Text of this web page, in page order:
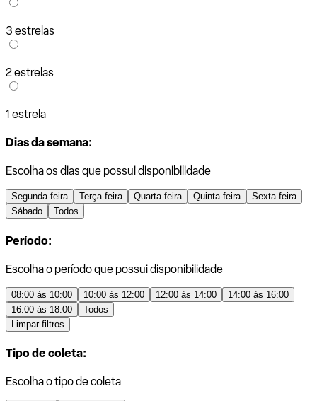
3 estrelas
2 estrelas
1 estrela
Dias da semana:
Escolha os dias que possui disponibilidade
Segunda-feira Terça-feira Quarta-feira Quinta-feira
Sexta-feira
Sábado
Todos
Período:
Escolha o período que possui disponibilidade
08:00 às 10:00 10:00 às 12:00 12:00 às 14:00
14:00 às 16:00
16:00 às 18:00
Todos
Limpar filtros
Tipo de coleta:
Escolha o tipo de coleta